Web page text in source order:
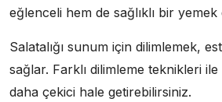
eğlenceli hem de sağlıklı bir
Salatalığı sunum için dilimlemek,
sağlar. Farklı dilimleme teknikleri ile
daha çekici hale getirebilirsiniz.